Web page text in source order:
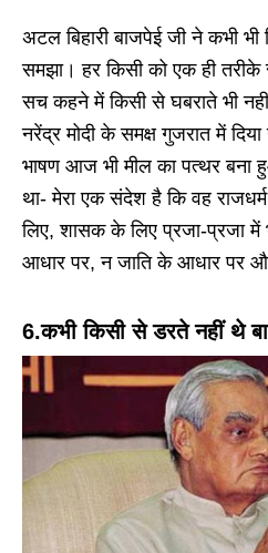
अटल बिहारी बाजपेई जी ने कभी भी
समझा। हर किसी को एक ही तरीके
सच कहने में किसी से घबराते भी
नरेंद्र मोदी के समक्ष गुजरात में
भाषण आज भी मील का पत्थर
था- मेरा एक संदेश है कि वह
लिए, शासक के लिए प्रजा-प्रजा
आधार पर, न जाति के आधार पर
6.कभी किसी से डरते नहीं थे